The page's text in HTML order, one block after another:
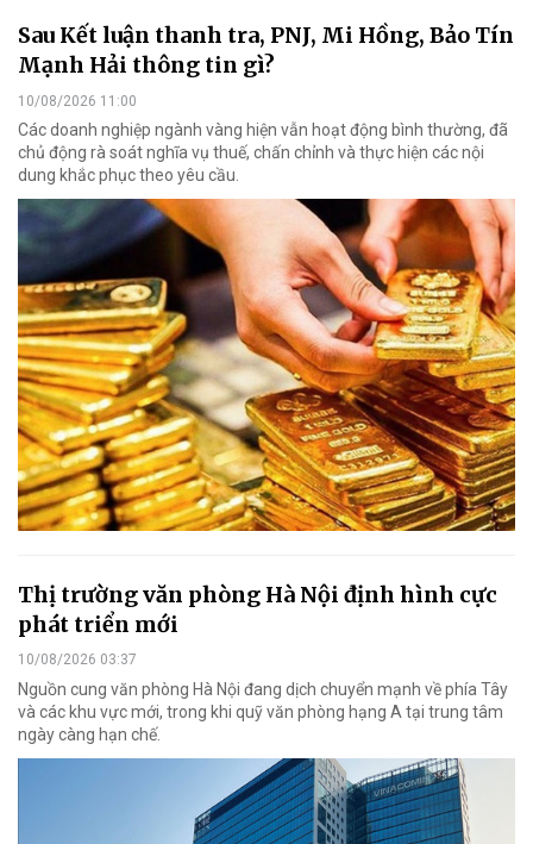
Sau Kết luận thanh tra, PNJ, Mi Hồng, Bảo Tín
Mạnh Hải thông tin gì?
10/08/2026 11:00
Các doanh nghiệp ngành vàng hiện vẫn hoạt động bình thường, đã
chủ động rà soát nghĩa vụ thuế, chấn chỉnh và thực hiện các nội
dung khắc phục theo yêu cầu.
Thị trường văn phòng Hà Nội định hình cực
phát triển mới
10/08/2026 03:37
Nguồn cung văn phòng Hà Nội đang dịch chuyển mạnh về phía Tây
và các khu vực mới, trong khi quỹ văn phòng hạng A tại trung tâm
ngày càng hạn chế.